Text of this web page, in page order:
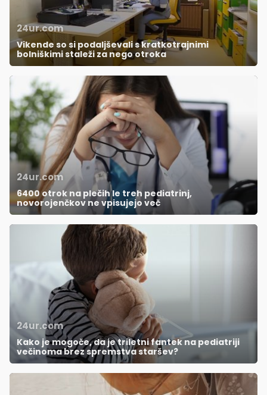
24ur.com
Vikende so si podaljševali s kratkotrajnimi
bolniškimi staleži za nego otroka
24ur.com
6400 otrok na plečih le treh pediatrinj,
novorojenčkov ne vpisujejo več
24ur.com
Kako je mogoče, da je triletni fantek na pediatriji
večinoma brez spremstva staršev?